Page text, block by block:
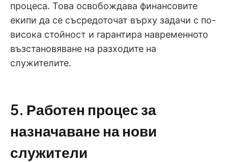
процеса. Това освобождава финансовите
екипи да се съсредоточат върху задачи с по-
висока стойност и гарантира навременното
възстановяване на разходите на
служителите.
5. Работен процес за
назначаване на нови
служители